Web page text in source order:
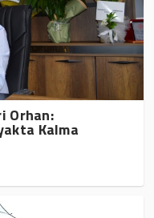
Orhan:
Kalma